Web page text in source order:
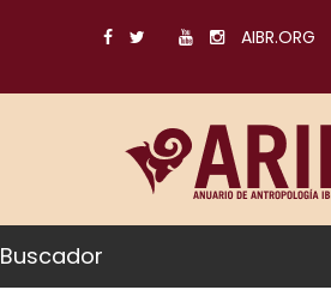
AIBR.ORG
Buscador